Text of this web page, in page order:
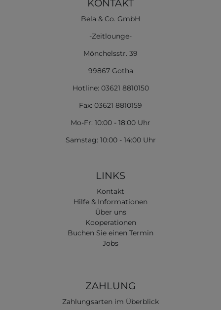
KONTAKT
Bela & Co. GmbH
-Zeitlounge-
Mönchelsstr. 39
99867 Gotha
Hotline: 03621 8810150
Fax: 03621 8810159
Mo-Fr: 10:00 - 18:00 Uhr
Samstag: 10:00 - 14:00 Uhr
LINKS
Kontakt
Hilfe & Informationen
Über uns
Kooperationen
Buchen Sie einen Termin
Jobs
ZAHLUNG
Zahlungsarten im Überblick